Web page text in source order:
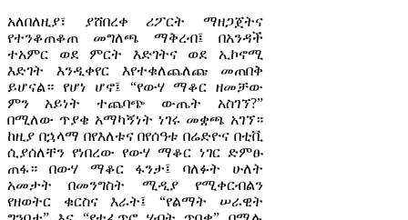
አለበለዚያ፣ ያሸበረቀ ሪፖርት ማዘጋጀትና
የተንቆጠቆጠ መግለጫ ማቅረብ፤ በአንዳች
ተአምር ወደ ምርት እድገትና ወደ ኢኮኖሚ
እድገት እንዲቀየር እየተቁለጨለጩ መጠበቅ
ይሆናል። የሆነ ሆኖ፤ “የውሃ ማቆር ዘመቻው
ምን አይነት ተጨባጭ ውጤት አስገኘ?”
በሚለው ጥያቄ አማካኝነት ነገሩ መቋጫ አገኘ።
ከዚያ በኋላማ በየእለቱና በየሰዓቱ በሬድዮና በቲቪ
ሲያሰለቸን የነበረው የውሃ ማቆር ነገር ድምፁ
ጠፋ። በውሃ ማቆር ፋንታ፤ ባለፉት ሁለት
አመታት በመንግስት ሚዲያ የሚቀርብልን
የዘወትር ቁርስና እራት፤ “የልማት ሠራዊት